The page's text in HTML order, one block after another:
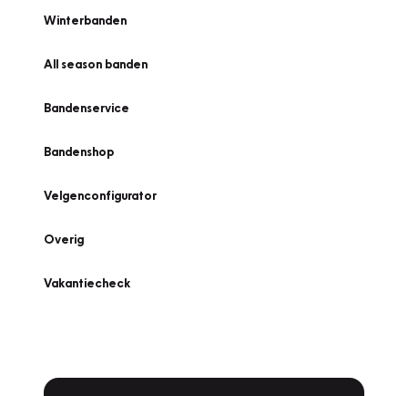
Winterbanden
All season banden
Bandenservice
Bandenshop
Velgenconfigurator
Overig
Vakantiecheck